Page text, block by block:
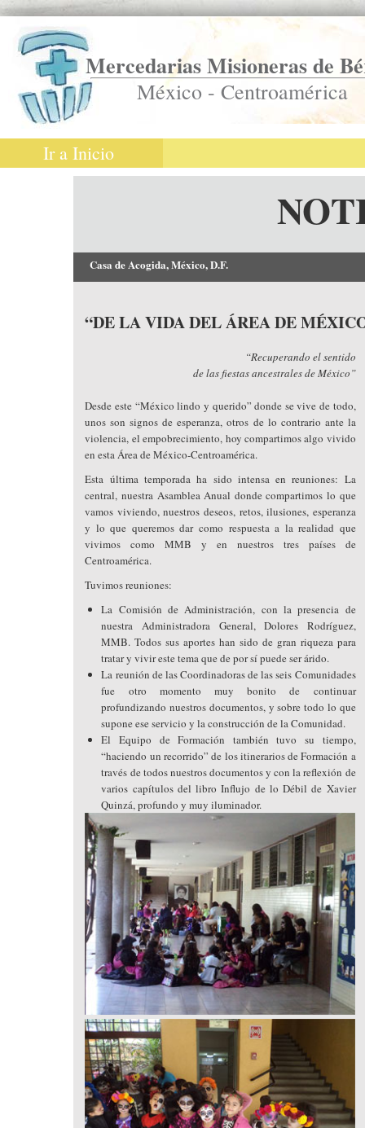
Mercedarias Misioneras de
México - Centroamérica
Ir a Inicio
Casa de Acogida, México, D.F.
“DE LA VIDA DEL ÁREA DE
“Recuperando el sentido
de las fiestas ancestrales de México”
Desde este “México lindo y querido” donde se vive de todo,
unos son signos de esperanza, otros de lo contrario ante la
violencia, el empobrecimiento, hoy compartimos algo vivido
en esta Área de México-Centroamérica.
Esta última temporada ha sido intensa en reuniones: La
central, nuestra Asamblea Anual donde compartimos lo que
vamos viviendo, nuestros deseos, retos, ilusiones, esperanza
y lo que queremos dar como respuesta a la realidad que
vivimos como MMB y en nuestros tres países de
Centroamérica.
Tuvimos reuniones:
La Comisión de Administración, con la presencia de
nuestra Administradora General, Dolores Rodríguez,
MMB. Todos sus aportes han sido de gran riqueza para
tratar y vivir este tema que de por sí puede ser árido.
La reunión de las Coordinadoras de las seis Comunidades
fue otro momento muy bonito de continuar
profundizando nuestros documentos, y sobre todo lo que
supone ese servicio y la construcción de la Comunidad.
El Equipo de Formación también tuvo su tiempo,
“haciendo un recorrido” de los itinerarios de Formación a
través de todos nuestros documentos y con la reflexión de
varios capítulos del libro Influjo de lo Débil de Xavier
Quinzá, profundo y muy iluminador.